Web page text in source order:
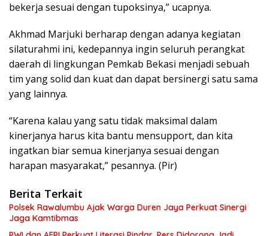
bekerja sesuai dengan tupoksinya,” ucapnya.
Akhmad Marjuki berharap dengan adanya kegiatan
silaturahmi ini, kedepannya ingin seluruh perangkat
daerah di lingkungan Pemkab Bekasi menjadi sebuah
tim yang solid dan kuat dan dapat bersinergi satu sama
yang lainnya.
“Karena kalau yang satu tidak maksimal dalam
kinerjanya harus kita bantu mensupport, dan kita
ingatkan biar semua kinerjanya sesuai dengan
harapan masyarakat,” pesannya. (Pir)
Berita Terkait
Polsek Rawalumbu Ajak Warga Duren Jaya Perkuat Sinergi
Jaga Kamtibmas